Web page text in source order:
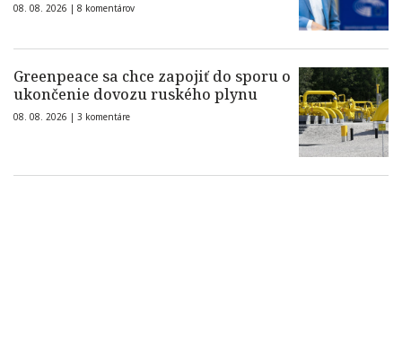
08. 08. 2026 | 8 komentárov
Greenpeace sa chce zapojiť do sporu o
ukončenie dovozu ruského plynu
08. 08. 2026 | 3 komentáre